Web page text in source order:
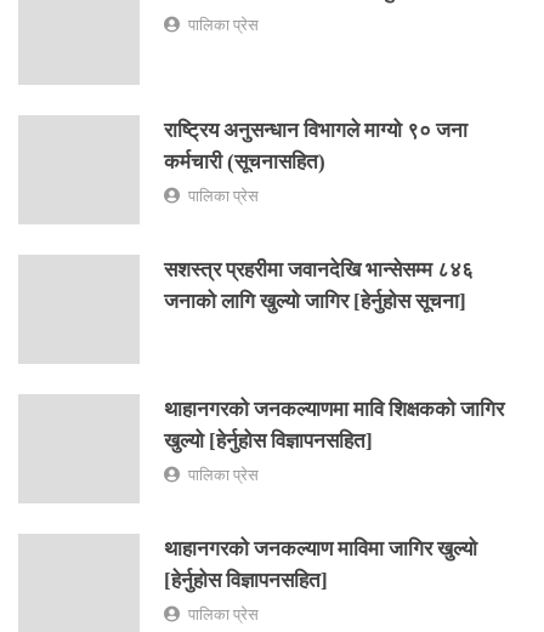
पालिका प्रेस
राष्ट्रिय अनुसन्धान विभागले माग्यो ९० जना
कर्मचारी (सूचनासहित)
पालिका प्रेस
सशस्त्र प्रहरीमा जवानदेखि भान्सेसम्म ८४६
जनाको लागि खुल्यो जागिर [हेर्नुहोस सूचना]
थाहानगरको जनकल्याणमा मावि शिक्षकको जागिर
खुल्यो [हेर्नुहोस विज्ञापनसहित]
पालिका प्रेस
थाहानगरको जनकल्याण माविमा जागिर खुल्यो
[हेर्नुहोस विज्ञापनसहित]
पालिका प्रेस